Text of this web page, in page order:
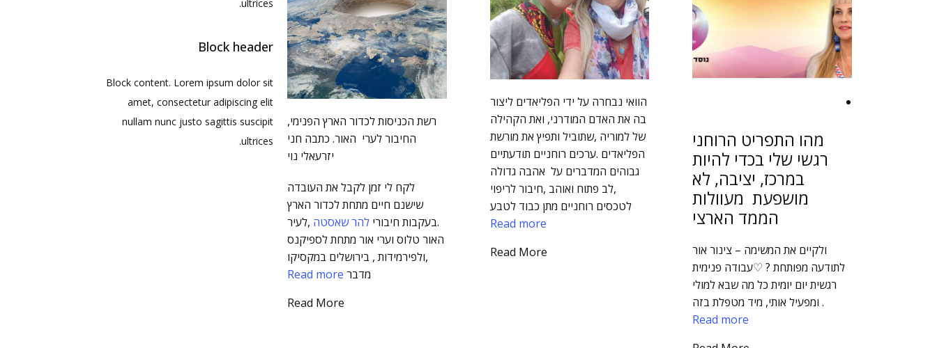
מהו התפריט הרוחני
רגשי שלי בכדי להיות
במרכז, יציבה, לא
מושפעת מעוולות
הממד הארצי
ולקיים את המשימה – צינור אור
לתודעה מפותחת ? ♡עבודה פנימית
רגשית יום יומית כל מה שבא למולי
ומפעיל אותי, מיד מטפלת בזה .
Read more
הוואי נבחרה על ידי הפליאדים ליצור
בה את האדם המודרני, ואת הקהילה
של למוריה ,שתוביל ותפיץ את מורשת
הפליאדים .ערכים רוחניים תודעתיים
גבוהים המדברים על אהבה גדולה
,לב פתוח ואוהב ,חיבור לריפוי
לטכסים רוחניים מתן כבוד לטבע
Read more
Read More
רשת הכניסות לכדור הארץ הפנימי,
החיבור לערי האור. כתבה חני
יזרעאלי נוי
לקח לי זמן לקבל את העובדה
שישנם חיים מתחת לכדור הארץ
.בעקבות חיבורי להר שאסטה ,לעיר
האור טלוס וערי אור מתחת לספיקנס
,ולפירמידות , בירושלים במקסיקו
מדבר Read more
Read More
ultrices.
Block header
Block content. Lorem ipsum dolor sit
amet, consectetur adipiscing elit
nullam nunc justo sagittis suscipit
ultrices.